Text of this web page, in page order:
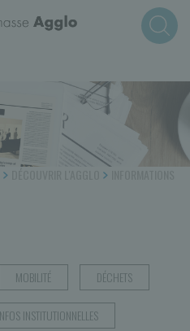
MOBILITÉ DÉCHETS
INSTITUTIONNELLES